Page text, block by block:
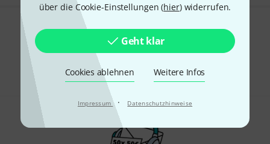
über die Cookie-Einstellungen (hier) widerrufen.
Geht klar
Cookies ablehnen Weitere Infos
Impressum · Datenschutzhinweise
Gefällt Ihnen, was Sie sehen?
Teilen